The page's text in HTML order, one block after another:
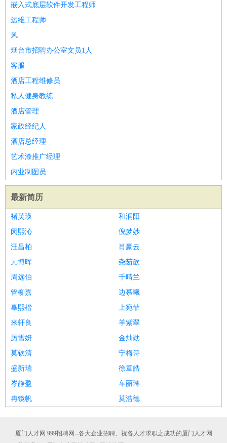
嵌入式底层软件开发工程师
运维工程师
风
烟台市招聘办公室文员1人
客服
酒店工程维修员
私人健身教练
酒店管理
家政经纪人
酒店总经理
艺术漆推广经理
内业制图员
最新简历
褚芙瑛
和润阳
闵熙沁
倪梦妙
汪昌柏
肖豪云
元博晖
尧茹歆
周远伯
千晴兰
管柳嘉
边慕曦
辜熙楷
上宛菲
米轩良
羊紫翠
厉雪妍
金灿勋
莫钦清
宁梅诗
盛新瑞
徐章皓
岑静盈
车丽琳
冉镜帆
莫浩德
厦门人才网 999招聘网--各大企业招聘、祝各人才求职之成功的厦门人才网